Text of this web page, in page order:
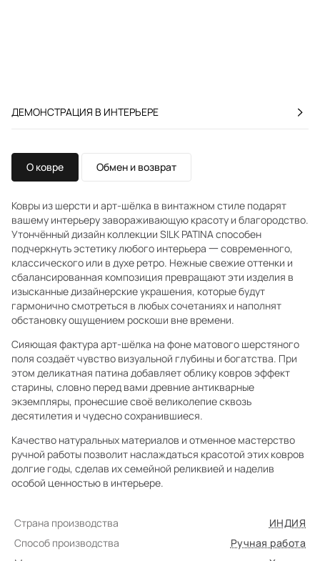
ДЕМОНСТРАЦИЯ В ИНТЕРЬЕРЕ
О ковре Обмен и возврат
Ковры из шерсти и арт-шёлка в винтажном стиле подарят
вашему интерьеру завораживающую красоту и благородство.
Утончённый дизайн коллекции SILK PATINA способен
подчеркнуть эстетику любого интерьера 一 современного,
классического или в духе ретро. Нежные свежие оттенки и
сбалансированная композиция превращают эти изделия в
изысканные дизайнерские украшения, которые будут
гармонично смотреться в любых сочетаниях и наполнят
обстановку ощущением роскоши вне времени.
Сияющая фактура арт-шёлка на фоне матового шерстяного
поля создаёт чувство визуальной глубины и богатства. При
этом деликатная патина добавляет облику ковров эффект
старины, словно перед вами древние антикварные
экземпляры, пронесшие своё великолепие сквозь
десятилетия и чудесно сохранившиеся.
Качество натуральных материалов и отменное мастерство
ручной работы позволит наслаждаться красотой этих ковров
долгие годы, сделав их семейной реликвией и наделив
особой ценностью в интерьере.
Страна производства
ИНДИЯ
Способ производства
Ручная работа